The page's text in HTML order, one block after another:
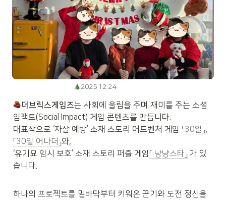
2025.12.24.
더브릭스게임즈는 사회에 울림을 주며 재미를 주는 소셜
임팩트(Social Impact) 게임 콘텐츠를 만듭니다.
대표작으로 ‘자살 예방’ 소재 스토리 어드벤처 게임 「30일」
「30일 어나더」와,
‘유기묘 임시 보호’ 소재 스토리 퍼즐 게임「 냥냥스타」 가 있
습니다.
하나의 프로젝트를 밑바닥부터 키워온 끈기와 도전 정신을